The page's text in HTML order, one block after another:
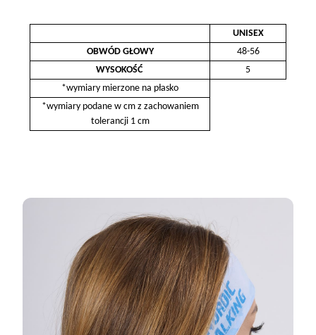
UNISEX
OBWÓD GŁOWY
48-56
WYSOKOŚĆ
5
*wymiary mierzone na płasko
*wymiary podane w cm z zachowaniem
tolerancji 1 cm